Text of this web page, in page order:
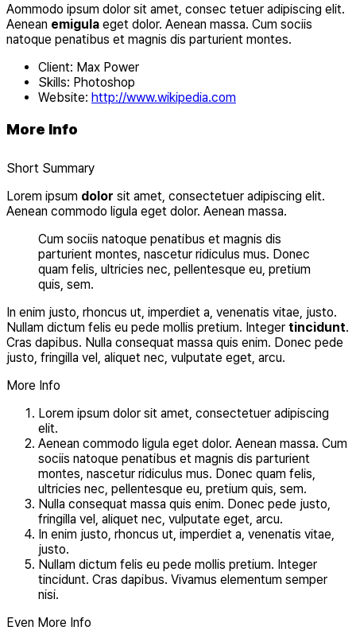
Aommodo ipsum dolor sit amet, consec tetuer adipiscing elit.
Aenean emigula eget dolor. Aenean massa. Cum sociis
natoque penatibus et magnis dis parturient montes.
Client: Max Power
Skills: Photoshop
Website: http://www.wikipedia.com
More Info
Short Summary
Lorem ipsum dolor sit amet, consectetuer adipiscing elit.
Aenean commodo ligula eget dolor. Aenean massa.
Cum sociis natoque penatibus et magnis dis
parturient montes, nascetur ridiculus mus. Donec
quam felis, ultricies nec, pellentesque eu, pretium
quis, sem.
In enim justo, rhoncus ut, imperdiet a, venenatis vitae, justo.
Nullam dictum felis eu pede mollis pretium. Integer tincidunt.
Cras dapibus. Nulla consequat massa quis enim. Donec pede
justo, fringilla vel, aliquet nec, vulputate eget, arcu.
More Info
Lorem ipsum dolor sit amet, consectetuer adipiscing
elit.
Aenean commodo ligula eget dolor. Aenean massa. Cum
sociis natoque penatibus et magnis dis parturient
montes, nascetur ridiculus mus. Donec quam felis,
ultricies nec, pellentesque eu, pretium quis, sem.
Nulla consequat massa quis enim. Donec pede justo,
fringilla vel, aliquet nec, vulputate eget, arcu.
In enim justo, rhoncus ut, imperdiet a, venenatis vitae,
justo.
Nullam dictum felis eu pede mollis pretium. Integer
tincidunt. Cras dapibus. Vivamus elementum semper
nisi.
Even More Info